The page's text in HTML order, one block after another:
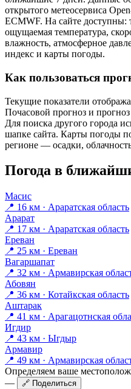
открытого метеосервиса
ECMWF. На сайте доступны:
ощущаемая температура,
влажность, атмосферное
индекс и карты погоды.
Как пользоваться
Текущие показатели
Почасовой прогноз и
Для поиска другого города
шапке сайта. Карты погоды
регионе — осадки,
Погода в
Масис
📍 16 км · Араратская область
Арарат
📍 17 км · Араратская область
Ереван
📍 25 км · Ереван
Вагаршапат
📍 32 км · Армавирская
Абовян
📍 36 км · Котайкская область
Аштарак
📍 41 км · Арагацотнская
Игдир
📍 43 км · Ыгдыр
Армавир
📍 49 км · Армавирская
Определяем ваше
—
🔗 Поделиться